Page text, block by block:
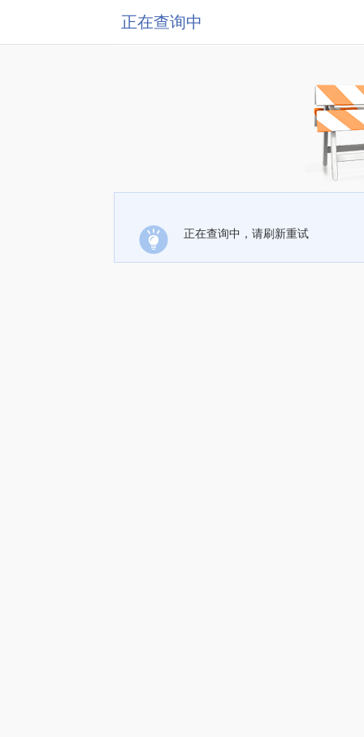
正在查询中
正在查询中，请刷新重试